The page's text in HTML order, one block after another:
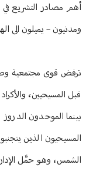
أهم مصادر التشريع في
ومدنيون – يميلون الى
ترفض قوى مجتمعية
قبل المسيحيين،
بينما الموحدون
المسيحيون الذين
الشمس، وهو حمَّل